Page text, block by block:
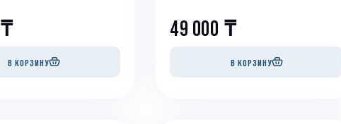
₸
В КОРЗИНУ
49 000 ₸
В КОРЗИНУ